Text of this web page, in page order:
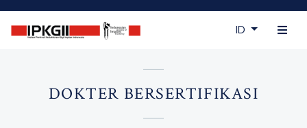
ID
DOKTER BERSERTIFIKASI